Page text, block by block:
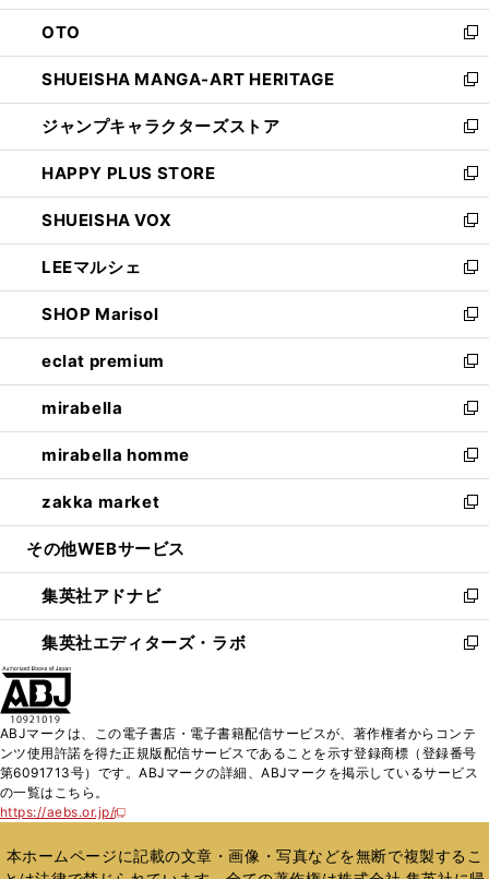
ウ
で
開
く
ン
ド
ウ
で
開
く
OTO
新
し
い
ウ
ィ
ン
ド
ウ
で
開
く
SHUEISHA MANGA-ART HERITAGE
新
し
い
ウ
ィ
ン
ド
ウ
で
開
く
ジャンプキャラクターズストア
新
し
い
ウ
ィ
ン
ド
ウ
で
開
く
HAPPY PLUS STORE
新
し
い
ウ
ィ
ン
ド
ウ
で
開
く
SHUEISHA VOX
新
し
い
ウ
ィ
ン
ド
ウ
で
開
く
LEEマルシェ
新
し
い
ウ
ィ
ン
ド
ウ
で
開
く
SHOP Marisol
新
し
い
ウ
ィ
ン
ド
ウ
で
開
eclat premium
新
し
い
ウ
ィ
ン
ド
ウ
開
く
mirabella
新
し
い
ウ
ィ
ン
ウ
で
開
く
mirabella homme
新
し
い
ウ
ン
ド
ウ
で
zakka market
新
し
ウ
ィ
ン
ド
く
その他WEBサービス
集英社アドナビ
新
し
い
ド
ウ
で
集英社エディターズ・ラボ
新
ィ
ン
ド
開
ABJマークは、この電子書店・電子書籍配信サービスが、著作権者からコンテ
ンツ使用許諾を得た正規版配信サービスであることを示す登録商標（登録番号
第6091713号）です。ABJマークの詳細、ABJマークを掲示しているサービス
の一覧はこちら。
https://aebs.or.jp/
新
い
ウ
本ホームページに記載の文章・画像・写真などを無断で複製するこ